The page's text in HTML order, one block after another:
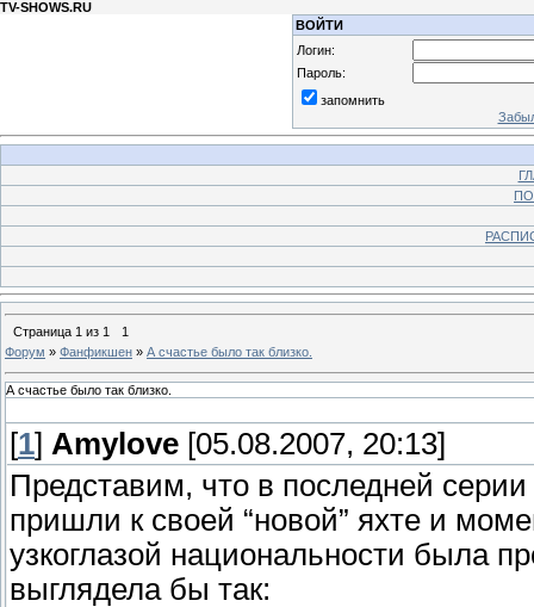
TV-SHOWS.RU
ВОЙТИ
Логин:
Пароль:
запомнить
Страница 1 из 1
1
Форум » Фанфикшен » А счастье было так близко.
А счастье было так близко.
[1] Amylove [05.08.2007, 20:13]
Представим, что в последней
пришли к своей “новой” яхте и
узкоглазой национальности была
выглядела бы так: